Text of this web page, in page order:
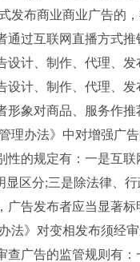
布商业商业广告的，
互联网直播方式推
、制作、代理、发
、制作、代理、发
对商品、服务作推
办法》中对增强广告
规定有：一是互联
显区分;三是除法律、
告发布者应当显著标
》对变相发布须经审
告的监管规则有：